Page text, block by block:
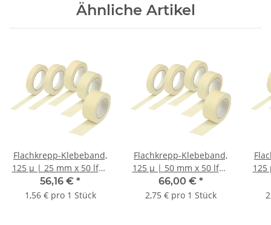
Ähnliche Artikel
Flachkrepp-Klebeband,
125 µ | 25 mm x 50 lfm.
| VE = 36 Stk.
56,16 € *
1,56 € pro 1 Stück
Flachkrepp-Klebeband,
125 µ | 50 mm x 50 lfm.
| VE = 18 Stk.
66,00 € *
2,75 € pro 1 Stück
125